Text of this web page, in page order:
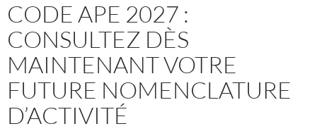
CODE APE 2027 :
CONSULTEZ DÈS
MAINTENANT VOTRE
FUTURE NOMENCLATURE
D’ACTIVITÉ